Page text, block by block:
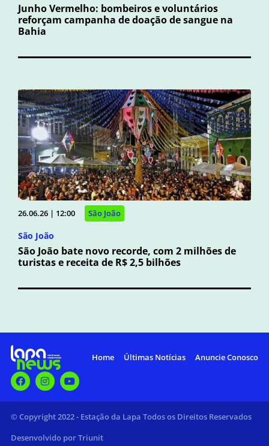
Junho Vermelho: bombeiros e voluntários
reforçam campanha de doação de sangue na
Bahia
26.06.26 | 12:00 São João
São João
São João bate novo recorde, com 2 milhões de
turistas e receita de R$ 2,5 bilhões
Home Últimas Notícias Anuncie Conosco
© Copyright 2022 - Estação da Lapa Todos os Direitos Reservados
Desenvolvido por Triunit